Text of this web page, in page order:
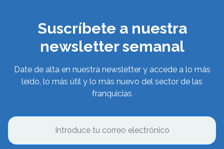
Suscríbete a nuestra
newsletter semanal
Date de alta en nuestra newsletter y accede a lo más
leído, lo más útil y lo más nuevo del sector de las
franquicias